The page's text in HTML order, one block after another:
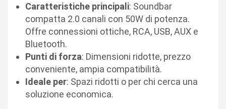
Caratteristiche principali: Soundbar
compatta 2.0 canali con 50W di potenza.
Offre connessioni ottiche, RCA, USB, AUX e
Bluetooth.
Punti di forza: Dimensioni ridotte, prezzo
conveniente, ampia compatibilità.
Ideale per: Spazi ridotti o per chi cerca una
soluzione economica.